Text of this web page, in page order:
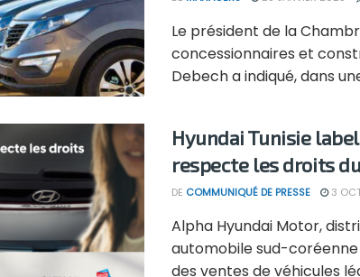
Le président de la
concessionnaires et
Debech a indiqué, dans
Hyundai Tunisie
respecte les droits
DE COMMUNIQUÉ DE PRESSE 3
Alpha Hyundai Motor,
automobile sud-coréenne
des ventes de véhicules